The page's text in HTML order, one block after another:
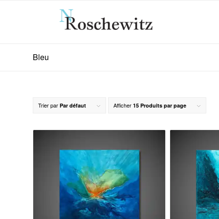
Bleu
Trier par Par défaut Afficher 15 Produits par page